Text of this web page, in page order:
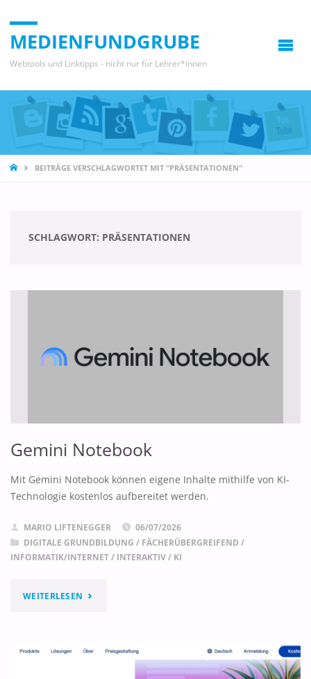
MEDIENFUNDGRUBE
Webtools und Linktipps - nicht nur für Lehrer*innen
STARTBEITRÄGE VERSCHLAGWORTET MIT "PRÄSENTATIONEN"
SCHLAGWORT: PRÄSENTATIONEN
Gemini Notebook
Mit Gemini Notebook können eigene Inhalte mithilfe von KI-
Technologie kostenlos aufbereitet werden.
MARIO LIFTENEGGER
06/07/2026
DIGITALE GRUNDBILDUNG / FÄCHERÜBERGREIFEND /
INFORMATIK/INTERNET/ INTERAKTIV/ KI
WEITERLESEN "GEMINI